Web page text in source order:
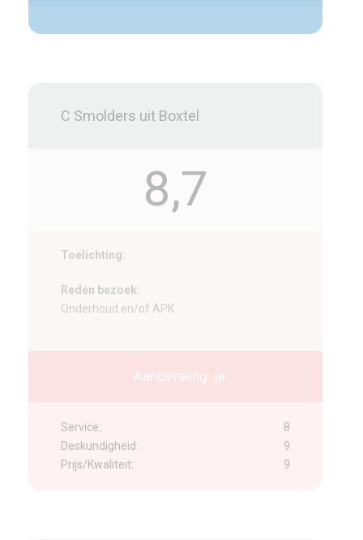
C Smolders uit Boxtel
8,7
Toelichting:
Reden bezoek:
Onderhoud en/of APK
Aanbeveling: ja
Service:
8
Deskundigheid:
9
Prijs/Kwaliteit:
9